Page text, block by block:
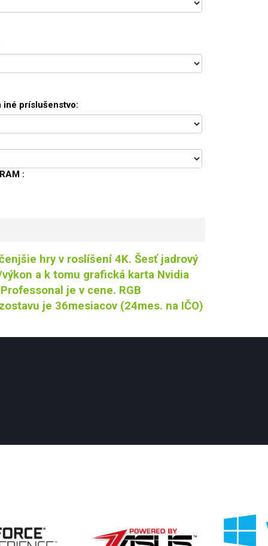
iné príslušenstvo:
:
hry v roslíšení 4K. Šesť jadrový
a k tomu grafická karta Nvidia
je v cene. RGB
je 36mesiacov (24mes. na IČO)